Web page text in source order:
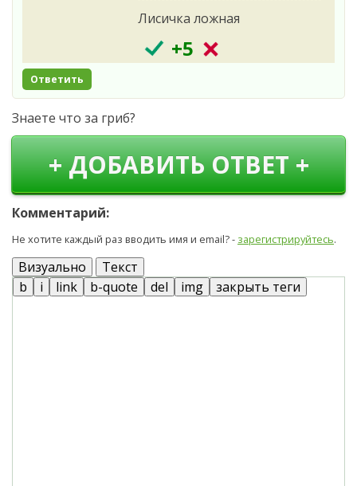
Лисичка ложная
+5
Ответить
Знаете что за гриб?
+ ДОБАВИТЬ ОТВЕТ +
Комментарий:
Не хотите каждый раз вводить имя и email? - зарегистрируйтесь.
Визуально Текст